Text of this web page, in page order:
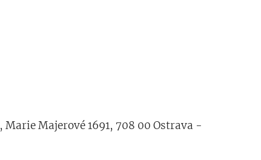
, Marie Majerové 1691, 708 00 Ostrava -